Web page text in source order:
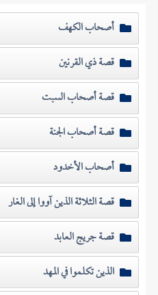
أصحاب الكهف
قصة ذي القرنين
قصة أصحاب السبت
قصة أصحاب الجنة
أصحاب الأخدود
قصة الثلاثة الذين آووا إلى الغار
قصة جريج العابد
الذين تكلموا في المهد